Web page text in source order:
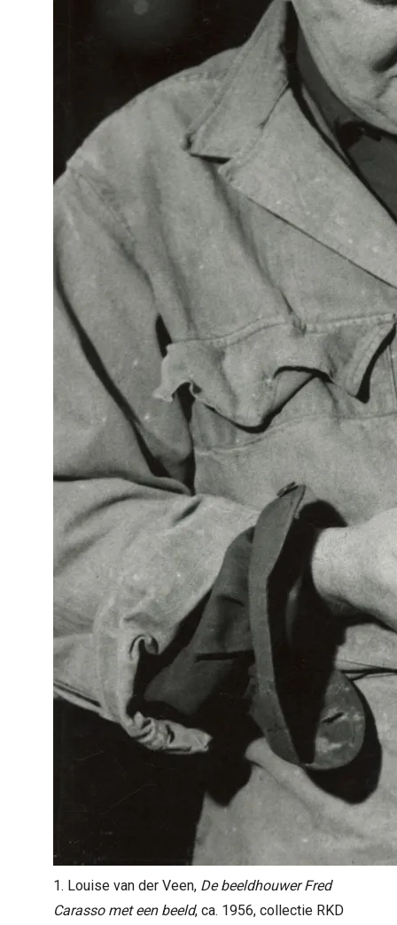
1. Louise van der Veen, De beeldhouwer Fred
Carasso met een beeld, ca. 1956, collectie RKD